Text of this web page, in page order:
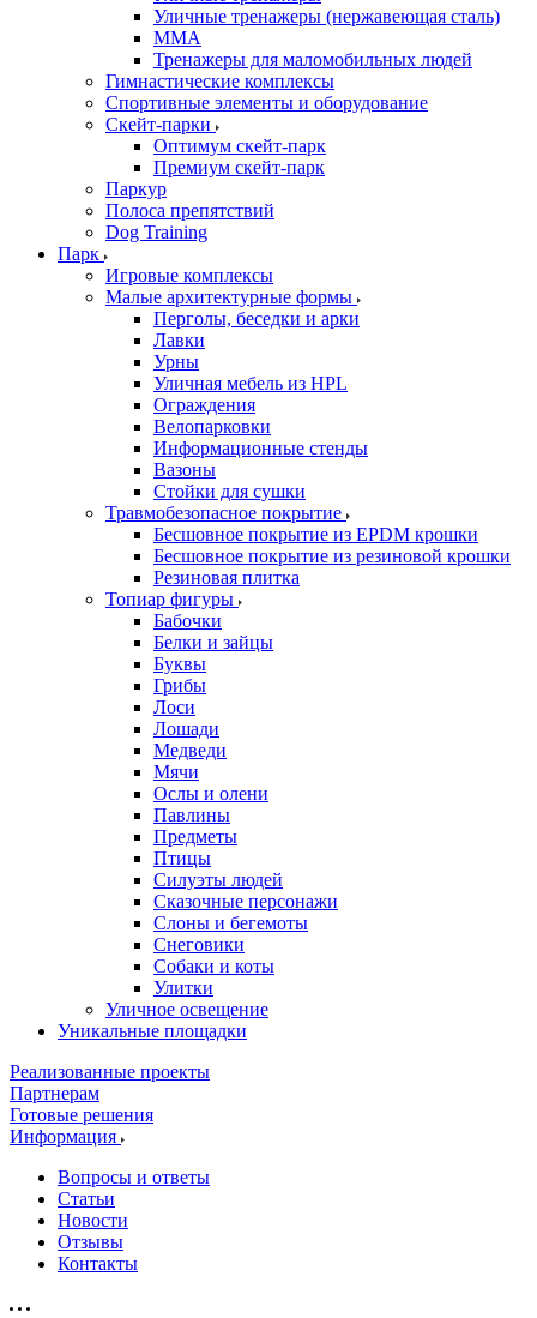
Уличные тренажеры (нержавеющая сталь)
ММА
Тренажеры для маломобильных людей
Гимнастические комплексы
Спортивные элементы и оборудование
Скейт-парки
Оптимум скейт-парк
Премиум скейт-парк
Паркур
Полоса препятствий
Dog Training
Парк
Игровые комплексы
Малые архитектурные формы
Перголы, беседки и арки
Лавки
Урны
Уличная мебель из HPL
Ограждения
Велопарковки
Информационные стенды
Вазоны
Стойки для сушки
Травмобезопасное покрытие
Бесшовное покрытие из EPDM крошки
Бесшовное покрытие из резиновой крошки
Резиновая плитка
Топиар фигуры
Бабочки
Белки и зайцы
Буквы
Грибы
Лоси
Лошади
Медведи
Мячи
Ослы и олени
Павлины
Предметы
Птицы
Силуэты людей
Сказочные персонажи
Слоны и бегемоты
Снеговики
Собаки и коты
Улитки
Уличное освещение
Уникальные площадки
Реализованные проекты
Партнерам
Готовые решения
Информация
Вопросы и ответы
Статьи
Новости
Отзывы
Контакты